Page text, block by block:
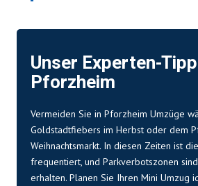
Unser Experten-
Pforzheim
Vermeiden Sie in Pforzheim Umzüge
Goldstadtfiebers im Herbst oder dem
Weihnachtsmarkt. In diesen Zeiten ist
frequentiert, und Parkverbotszonen
erhalten. Planen Sie Ihren Mini Umzug